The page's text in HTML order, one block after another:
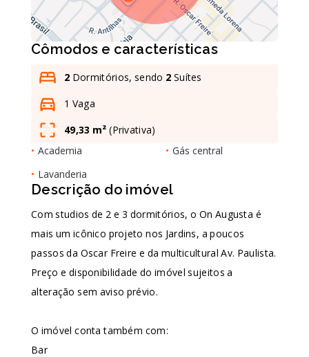
Cômodos e características
2 Dormitórios, sendo 2 Suítes
1 Vaga
49,33 m² (Privativa)
• Academia • Gás central
• Lavanderia
Descrição do imóvel
Com studios de 2 e 3 dormitórios, o On Augusta é
mais um icônico projeto nos Jardins, a poucos
passos da Oscar Freire e da multicultural Av. Paulista.
Preço e disponibilidade do imóvel sujeitos a
alteração sem aviso prévio.
O imóvel conta também com:
Bar